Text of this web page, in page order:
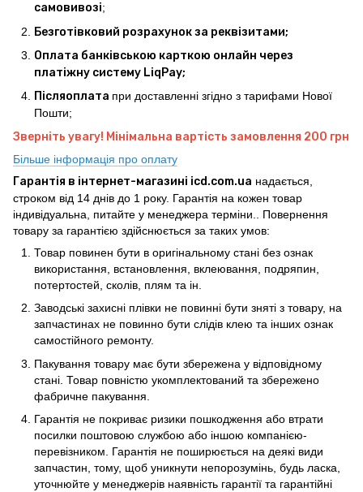
самовивозі;
Безготівковий розрахунок за реквізитами;
Оплата банківською карткою онлайн через
платіжну систему LiqPay;
Післяоплата при доставленні згідно з тарифами Нової
Пошти;
Зверніть увагу! Мінімальна вартість замовлення 200 грн
Більше інформація про оплату
Гарантія в інтернет-магазині icd.com.ua надається,
строком від 14 днів до 1 року. Гарантія на кожен товар
індивідуальна, питайте у менеджера терміни.. Повернення
товару за гарантією здійснюється за таких умов:
Товар повинен бути в оригінальному стані без ознак
використання, встановлення, вклеювання, подряпин,
потертостей, сколів, плям та ін.
Заводські захисні плівки не повинні бути зняті з товару, на
запчастинах не повинно бути слідів клею та інших ознак
самостійного ремонту.
Пакування товару має бути збережена у відповідному
стані. Товар повністю укомплектований та збережено
фабричне пакування.
Гарантія не покриває ризики пошкодження або втрати
посилки поштовою службою або іншою компанією-
перевізником. Гарантія не поширюється на деякі види
запчастин, тому, щоб уникнути непорозумінь, будь ласка,
уточнюйте у менеджерів наявність гарантії та гарантійні